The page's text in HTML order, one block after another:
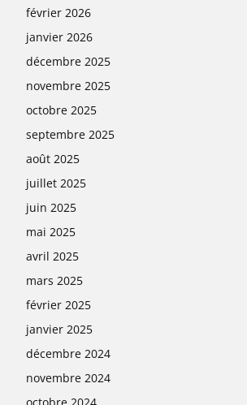
février 2026
janvier 2026
décembre 2025
novembre 2025
octobre 2025
septembre 2025
août 2025
juillet 2025
juin 2025
mai 2025
avril 2025
mars 2025
février 2025
janvier 2025
décembre 2024
novembre 2024